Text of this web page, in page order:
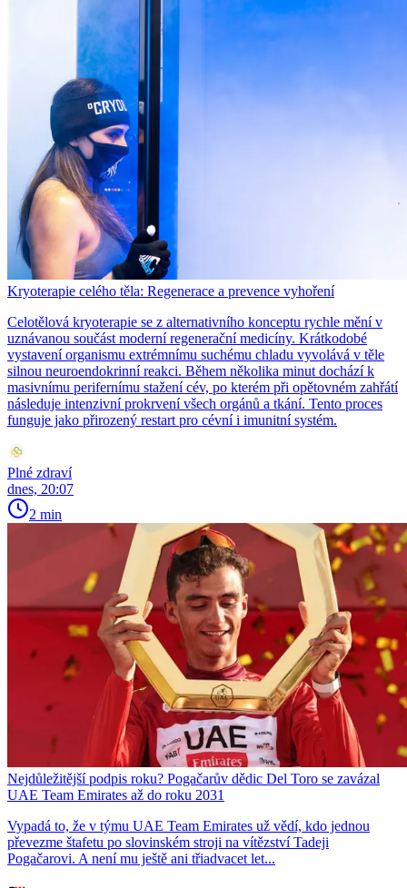
Kryoterapie celého těla: Regenerace a prevence vyhoření
Celotělová kryoterapie se z alternativního konceptu rychle mění v
uznávanou součást moderní regenerační medicíny. Krátkodobé
vystavení organismu extrémnímu suchému chladu vyvolává v těle
silnou neuroendokrinní reakci. Během několika minut dochází k
masivnímu perifernímu stažení cév, po kterém při opětovném zahřátí
následuje intenzivní prokrvení všech orgánů a tkání. Tento proces
funguje jako přirozený restart pro cévní i imunitní systém.
Plné zdraví
dnes, 20:07
2 min
Nejdůležitější podpis roku? Pogačarův dědic Del Toro se zavázal
UAE Team Emirates až do roku 2031
Vypadá to, že v týmu UAE Team Emirates už vědí, kdo jednou
převezme štafetu po slovinském stroji na vítězství Tadeji
Pogačarovi. A není mu ještě ani třiadvacet let...